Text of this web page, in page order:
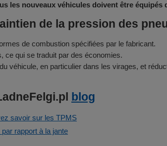
les nouveaux véhicules doivent être équipés
de la pression des
de combustion spécifiées par le fabricant.
ce qui se traduit par des économies.
véhicule, en particulier dans les virages, et
blog
savoir sur les TPMS
rapport à la jante